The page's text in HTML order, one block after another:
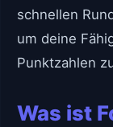
schnellen
um deine
Punktzahlen
Was ist